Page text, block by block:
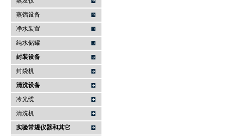
蒸馏设备
净水装置
纯水储罐
封装设备
封袋机
清洗设备
冷光缆
清洗机
实验常规仪器和其它